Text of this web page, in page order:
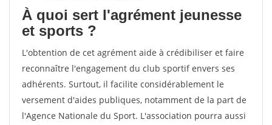
À quoi sert l'agrément jeunesse
et sports ?
L'obtention de cet agrément aide à crédibiliser et faire
reconnaître l'engagement du club sportif envers ses
adhérents. Surtout, il facilite considérablement le
versement d'aides publiques, notamment de la part de
l'Agence Nationale du Sport. L'association pourra aussi